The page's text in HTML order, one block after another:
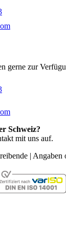
gerne zur
Schweiz?
mit uns auf.
| Angaben